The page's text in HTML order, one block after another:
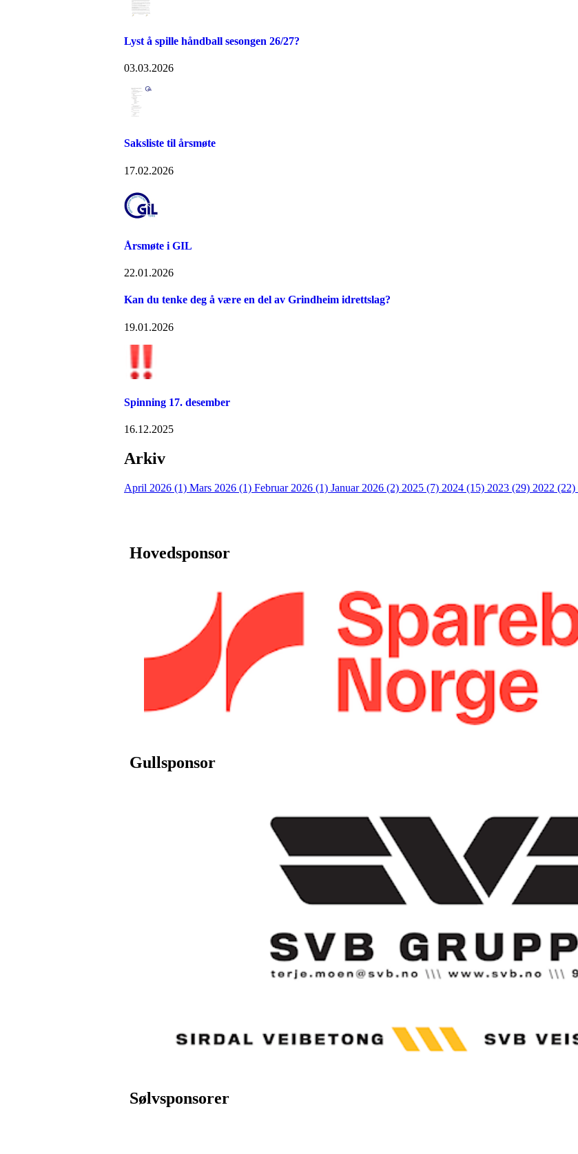
Lyst å spille håndball sesongen 26/27?
03.03.2026
Saksliste til årsmøte
17.02.2026
Årsmøte i GIL
22.01.2026
Kan du tenke deg å være en del av Grindheim idrettslag?
19.01.2026
Spinning 17. desember
16.12.2025
Arkiv
April 2026 (1) Mars 2026 (1) Februar 2026 (1) Januar 2026 (2) 2025 (7) 2024 (15) 2023 (29) 2022 (22)
Hovedsponsor
Gullsponsor
Sølvsponsorer